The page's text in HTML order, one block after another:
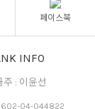
페이스북
INFO
주 : 이윤선
04-044822